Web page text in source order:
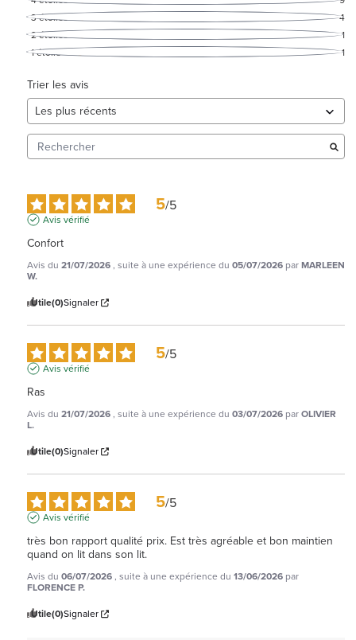
3étoiles
4
2étoiles
1
1étoile 1
Trier les avis
5/5
Avis vérifié
Confort
Avis du 21/07/2026, suite à une expérience du 05/07/2026 parMARLEEN
W.
Utile(0)Signaler
5/5
Avis vérifié
Ras
Avis du 21/07/2026, suite à une expérience du 03/07/2026 parOLIVIER
L.
Utile(0)Signaler
5/5
Avis vérifié
très bon rapport qualité prix. Est très agréable et bon maintien
quand on lit dans son lit.
Avis du 06/07/2026, suite à une expérience du 13/06/2026 par
FLORENCE P.
Utile(0)Signaler